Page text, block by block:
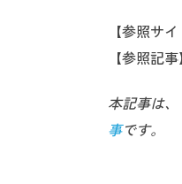
【参照サイ
【参照記事
本記事は
事です。